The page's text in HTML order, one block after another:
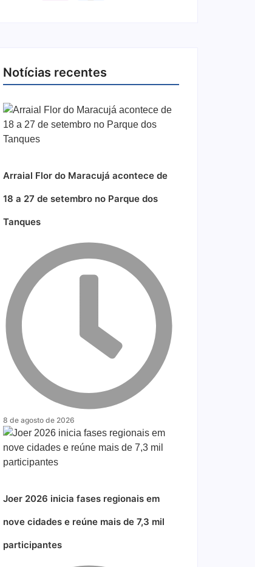
Notícias recentes
Arraial Flor do Maracujá acontece de
18 a 27 de setembro no Parque dos
Tanques
8 de agosto de 2026
Joer 2026 inicia fases regionais em
nove cidades e reúne mais de 7,3 mil
participantes